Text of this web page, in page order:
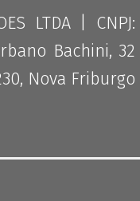
LTDA | CNPJ:
Bachini, 32
Nova Friburgo